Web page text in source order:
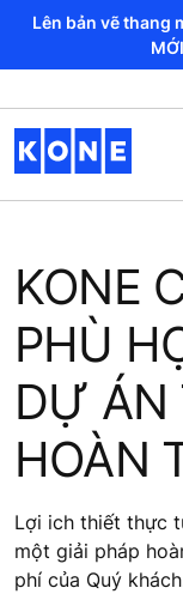
Lên bản vẽ thang
KONE
PHÙ
DỰ ÁN
HOÀN
Lợi ich thiết thực
một giải pháp
phí của Quý